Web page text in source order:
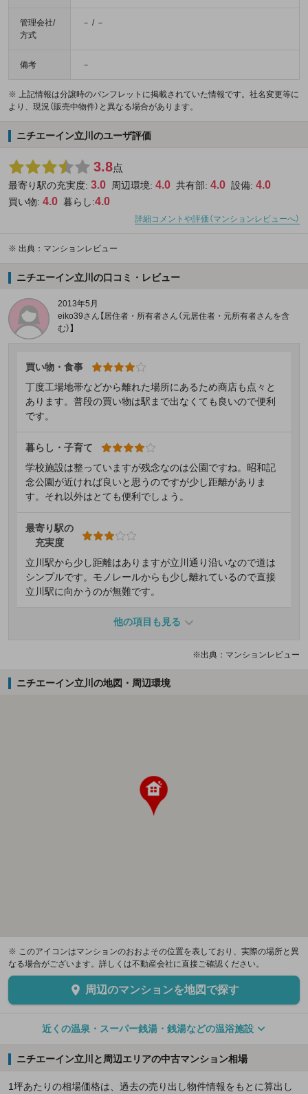
管理会社/
方式
－ / －
備考 －
※ 上記情報は分譲時のパンフレットに掲載されていた情報です。社名変更等に
より、現況（販売中物件）と異なる場合があります。
ニチエーイン立川のユーザ評価
3.8点
最寄り駅の充実度: 3.0 周辺環境: 4.0 共有部: 4.0 設備: 4.0
買い物: 4.0 暮らし:4.0
詳細コメントや評価（マンションレビューへ）
※ 出典：マンションレビュー
ニチエーイン立川の口コミ・レビュー
2013年5月
eiko39さん【居住者・所有者さん（元居住者・元所有者さんを含
む）】
買い物・食事
丁度工場地帯などから離れた場所にあるため商店も点々と
あります。普段の買い物は駅まで出なくても良いので便利
です。
暮らし・子育て
学校施設は整っていますが残念なのは公園ですね。昭和記
念公園が近ければ良いと思うのですが少し距離がありま
す。それ以外はとても便利でしょう。
最寄り駅の
充実度
立川駅から少し距離はありますが立川通り沿いなので道は
シンプルです。モノレールからも少し離れているので直接
立川駅に向かうのが無難です。
他の項目も見る
※出典：マンションレビュー
ニチエーイン立川の地図・周辺環境
※ このアイコンはマンションのおおよその位置を表しており、実際の場所と異
なる場合がございます。詳しくは不動産会社に直接ご確認ください。
周辺のマンションを地図で探す
近くの温泉・スーパー銭湯・銭湯などの温浴施設
ニチエーイン立川と周辺エリアの中古マンション相場
1坪あたりの相場価格は、過去の売り出し物件情報をもとに算出し